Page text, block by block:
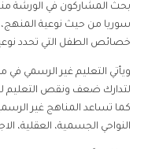
بحث المشاركون في الورشة
سوريا من حيث نوعية المنهج،
خصائص الطفل التي تحدد
ويأتي التعليم غير الرسمي
لتدارك ضعف ونقص التعليم
كما تساعد المناهج غير
النواحي الجسمية، العقلية،